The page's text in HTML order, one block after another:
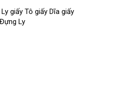
Ly giấy Tô giấy Dĩa giấy
Ly